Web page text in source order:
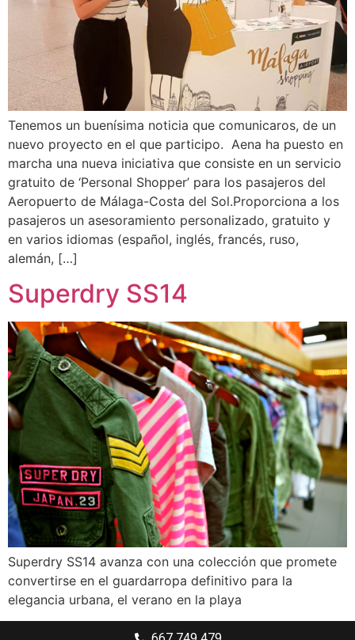
Tenemos un buenísima noticia que comunicaros, de un
nuevo proyecto en el que participo. Aena ha puesto en
marcha una nueva iniciativa que consiste en un servicio
gratuito de ‘Personal Shopper’ para los pasajeros del
Aeropuerto de Málaga-Costa del Sol.Proporciona a los
pasajeros un asesoramiento personalizado, gratuito y
en varios idiomas (español, inglés, francés, ruso,
alemán, […]
Superdry SS14
Superdry SS14 avanza con una colección que promete
convertirse en el guardarropa definitivo para la
elegancia urbana, el verano en la playa